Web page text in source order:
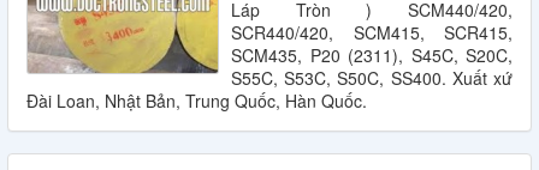
Láp Tròn ) SCM440/420,
SCR440/420, SCM415, SCR415,
SCM435, P20 (2311), S45C, S20C,
S55C, S53C, S50C, SS400. Xuất xứ
Đài Loan, Nhật Bản, Trung Quốc, Hàn Quốc.